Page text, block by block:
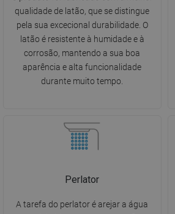
qualidade de latão, que se distingue
pela sua excecional durabilidade. O
latão é resistente à humidade e à
corrosão, mantendo a sua boa
aparência e alta funcionalidade
durante muito tempo.
Perlator
A tarefa do perlator é arejar a água